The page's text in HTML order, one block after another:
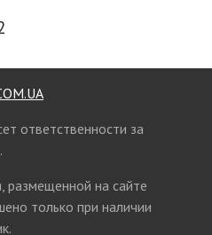
ответственности за
размещенной на сайте
только при наличии